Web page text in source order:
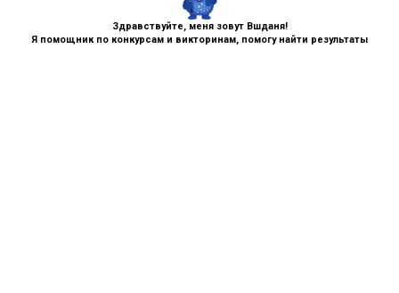
Здравствуйте, меня зовут Вшданя!
Я помощник по конкурсам и викторинам, помогу найти результаты